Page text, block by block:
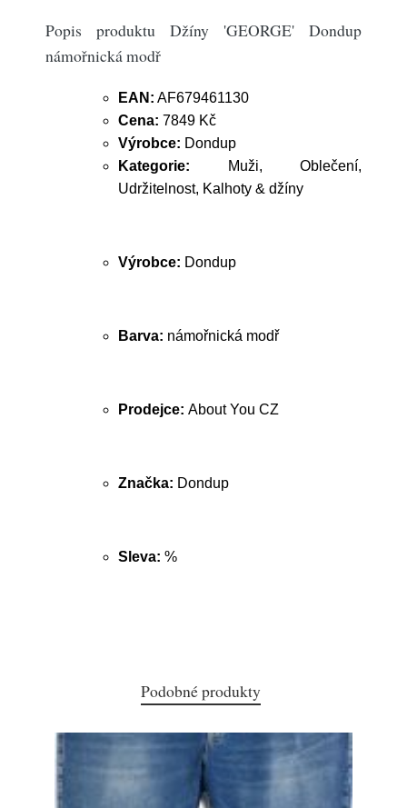
Popis produktu Džíny 'GEORGE' Dondup
námořnická modř
EAN: AF679461130
Cena: 7849 Kč
Výrobce: Dondup
Kategorie: Muži, Oblečení,
Udržitelnost, Kalhoty & džíny
Výrobce: Dondup
Barva: námořnická modř
Prodejce: About You CZ
Značka: Dondup
Sleva: %
Podobné produkty